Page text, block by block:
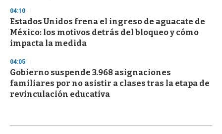
04:10
Estados Unidos frena el ingreso de aguacate de
México: los motivos detrás del bloqueo y cómo
impacta la medida
04:05
Gobierno suspende 3.968 asignaciones
familiares por no asistir a clases tras la etapa de
revinculación educativa